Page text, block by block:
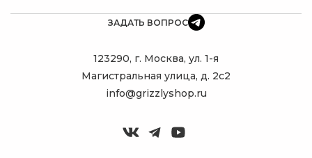
ЗАДАТЬ ВОПРОС
123290, г. Москва, ул. 1-я
Магистральная улица, д. 2с2
info@grizzlyshop.ru